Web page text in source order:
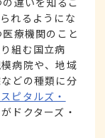
れるようにな
療機関のこと
組む国立病
病院や、地域
どの種類に分
ピタルズ・
ドクターズ・